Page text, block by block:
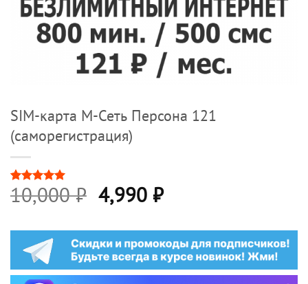
SIM-карта М-Сеть Персона 121
(саморегистрация)
Рейтинг5
из 5 на
2
10,000₽ Первоначальная
цена
составляла
10,000 ₽.
4,990 ₽Текущая
4,990 ₽.